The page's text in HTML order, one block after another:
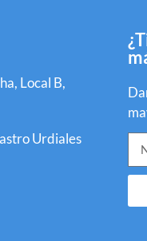
Local B,
Urdiales